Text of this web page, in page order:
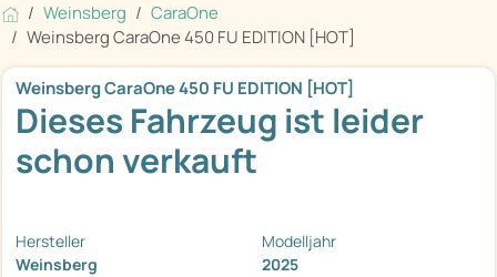
Weinsberg
CaraOne
Weinsberg CaraOne 450 FU EDITION [HOT]
Weinsberg CaraOne 450 FU EDITION [HOT]
Dieses Fahrzeug ist leider
schon verkauft
Hersteller
Weinsberg
Modelljahr
2025